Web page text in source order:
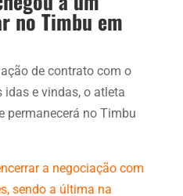
no Timbu em
de contrato com o
idas e vindas, o atleta
permanecerá no Timbu
a negociação com
sendo a última na